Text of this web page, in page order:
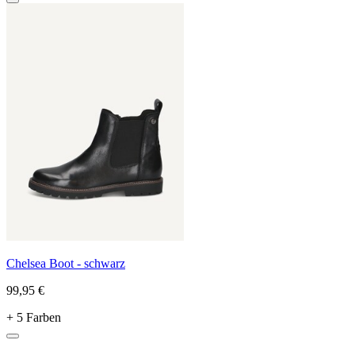
Chelsea Boot - schwarz
99,95 €
+ 5 Farben